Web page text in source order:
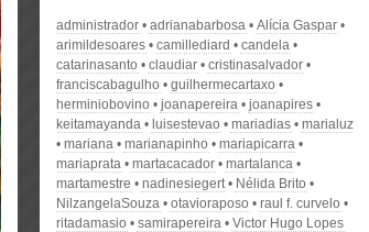
administrador adrianabarbosa
Alícia Gaspar
arimildesoares
camillediard
candela
catarinasanto
claudiar
cristinasalvador
franciscabagulho
guilhermecartaxo
herminiobovino
joanapereira
joanapires
keitamayanda
luisestevao mariadias
marialuz
mariana
marianapinho
mariapicarra
mariaprata
martacacador
martalanca
martamestre
nadinesiegert
Nélida Brito
NilzangelaSouza
otavioraposo
raul f. curvelo
ritadamasio
samirapereira Victor Hugo Lopes